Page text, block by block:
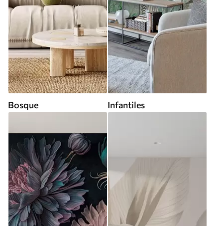
Bosque Infantiles